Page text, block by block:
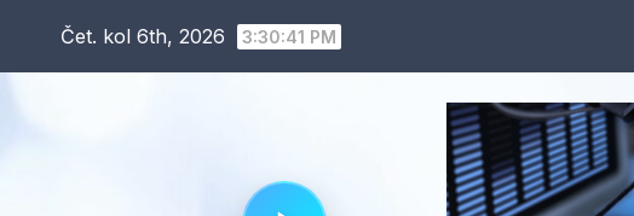
Čet. kol 6th, 2026 3:30:43 PM